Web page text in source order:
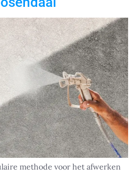
methode voor het afwerken